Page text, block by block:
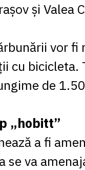
și Valea
vor fi
cu bicicleta.
de
„hobitt”
a fi
se va